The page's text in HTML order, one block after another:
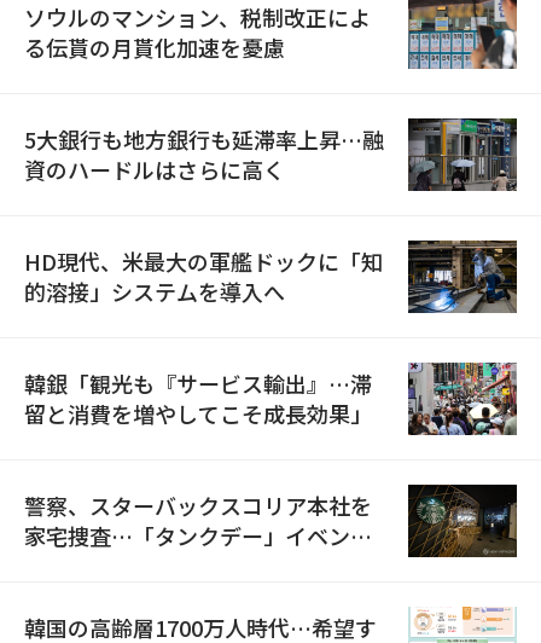
ソウルのマンション、税制改正によ
る伝貰の月貰化加速を憂慮
5大銀行も地方銀行も延滞率上昇…融
資のハードルはさらに高く
HD現代、米最大の軍艦ドックに「知
的溶接」システムを導入へ
韓銀「観光も『サービス輸出』…滞
留と消費を増やしてこそ成長効果」
警察、スターバックスコリア本社を
家宅捜査…「タンクデー」イベント
韓国の高齢層1700万人時代…希望す